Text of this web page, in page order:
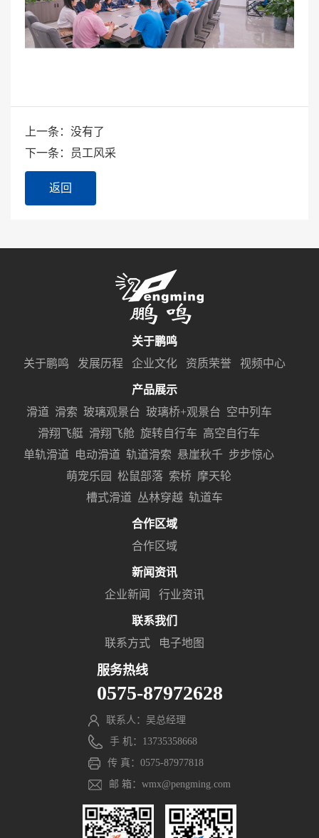
上一条：没有了
下一条：员工风采
返回
关于鹏鸣
关于鹏鸣
发展历程 企业文化 资质荣誉 视频中心
产品展示
滑道 滑索 玻璃观景台 玻璃桥+观景台 空中列车
滑翔飞艇 滑翔飞舱 旋转自行车 高空自行车
单轨滑道
电动滑道 轨道滑索 悬崖秋千 步步惊心
萌宠乐园
松鼠部落 索桥 摩天轮
槽式滑道 丛林穿越 轨道车
合作区域
合作区域
新闻资讯
企业新闻
行业资讯
联系我们
联系方式
电子地图
服务热线
0575-87972628
联系人：吴总经理
手 机：13735358668
传 真：0575-87977818
邮 箱：wmx@pengming.com